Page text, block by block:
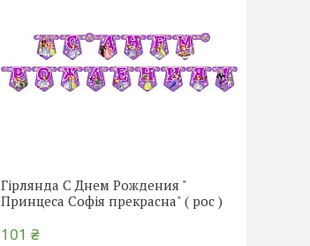
Гірлянда С Днем Рождения "
Принцеса Софія прекрасна" ( рос )
101 ₴